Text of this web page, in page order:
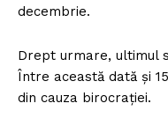
decembrie.
Drept urmare, ultimul
Între această dată și
din cauza birocrației.